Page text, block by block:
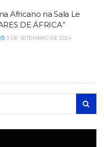
Africano na Sala Le
DE ÁFRICA”
3 DE SETEMBRO DE 2024